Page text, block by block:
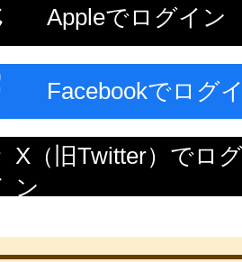
Appleでログイン
Facebookでログ
X（旧Twitter）でロ
ン